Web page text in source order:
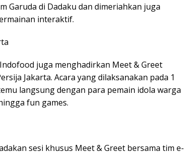
Garuda di Dadaku dan dimeriahkan juga
interaktif.
juga menghadirkan Meet & Greet
Jakarta. Acara yang dilaksanakan pada 1
langsung dengan para pemain idola warga
fun games.
sesi khusus Meet & Greet bersama tim e-